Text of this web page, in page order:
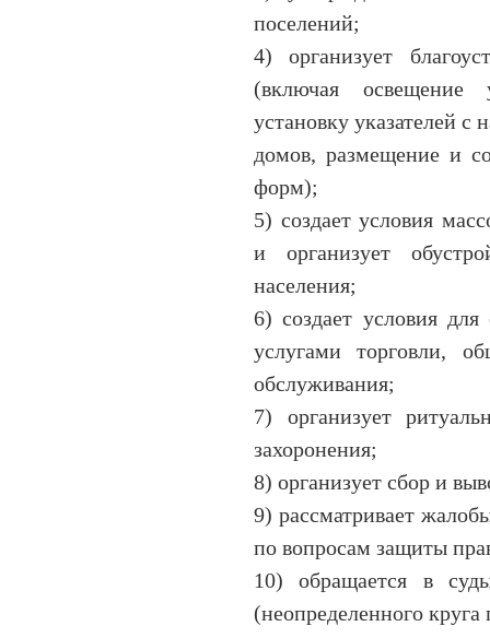
поселений;
4) организует
(включая освещение
установку указателей
домов, размещение и
форм);
5) создает условия
и организует
населения;
6) создает условия
услугами торговли,
обслуживания;
7) организует
захоронения;
8) организует сбор и
9) рассматривает
по вопросам защиты
10) обращается в
(неопределенного круга